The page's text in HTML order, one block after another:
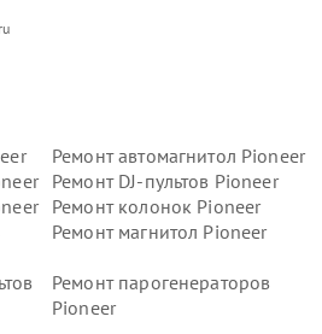
Ремонт автомагнитол Pioneer
Ремонт DJ-пультов Pioneer
Ремонт колонок Pioneer
Ремонт магнитол Pioneer
Ремонт парогенераторов
Pioneer